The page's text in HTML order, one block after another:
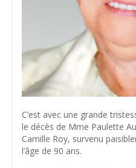
C’est avec une grande
le décès de Mme Paulette
Camille Roy, survenu
l’âge de 90 ans.